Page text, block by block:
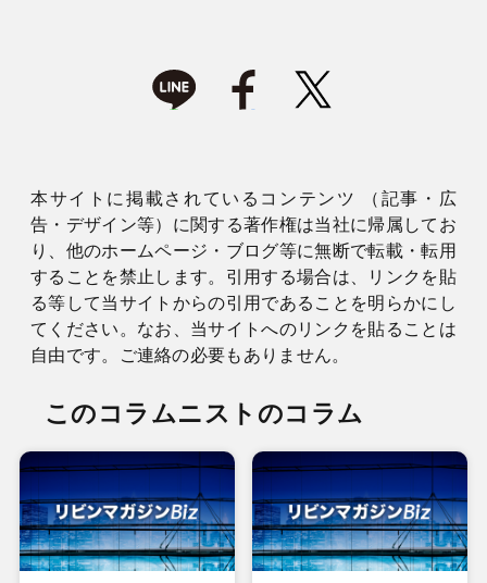
本サイトに掲載されているコンテンツ （記事・広
告・デザイン等）に関する著作権は当社に帰属してお
り、他のホームページ・ブログ等に無断で転載・転用
することを禁止します。引用する場合は、リンクを貼
る等して当サイトからの引用であることを明らかにし
てください。なお、当サイトへのリンクを貼ることは
自由です。ご連絡の必要もありません。
このコラムニストのコラム